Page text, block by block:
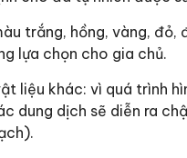
trắng, hồng, vàng,
lựa chọn cho gia chủ.
liệu khác: vì quá trình
dung dịch sẽ diễn ra